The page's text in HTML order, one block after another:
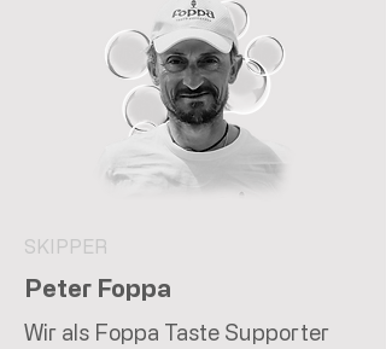
SKIPPER
Peter Foppa
Wir als Foppa Taste Supporter